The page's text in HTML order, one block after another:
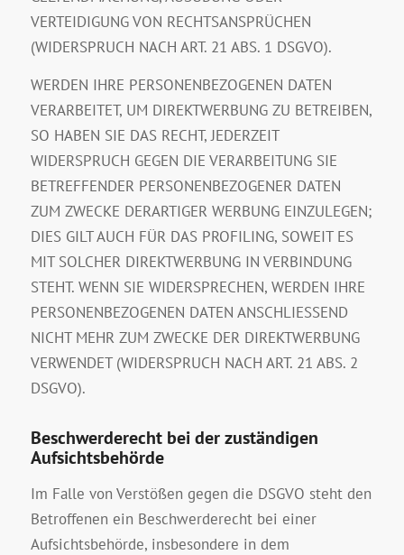
VERTEIDIGUNG VON RECHTSANSPRÜCHEN
(WIDERSPRUCH NACH ART. 21 ABS. 1 DSGVO).
WERDEN IHRE PERSONENBEZOGENEN DATEN
VERARBEITET, UM DIREKTWERBUNG ZU BETREIBEN,
SO HABEN SIE DAS RECHT, JEDERZEIT
WIDERSPRUCH GEGEN DIE VERARBEITUNG SIE
BETREFFENDER PERSONENBEZOGENER DATEN
ZUM ZWECKE DERARTIGER WERBUNG EINZULEGEN;
DIES GILT AUCH FÜR DAS PROFILING, SOWEIT ES
MIT SOLCHER DIREKTWERBUNG IN VERBINDUNG
STEHT. WENN SIE WIDERSPRECHEN, WERDEN IHRE
PERSONENBEZOGENEN DATEN ANSCHLIESSEND
NICHT MEHR ZUM ZWECKE DER DIREKTWERBUNG
VERWENDET (WIDERSPRUCH NACH ART. 21 ABS. 2
DSGVO).
Beschwerde­recht bei der zuständigen
Aufsichts­behörde
Im Falle von Verstößen gegen die DSGVO steht den
Betroffenen ein Beschwerderecht bei einer
Aufsichtsbehörde, insbesondere in dem